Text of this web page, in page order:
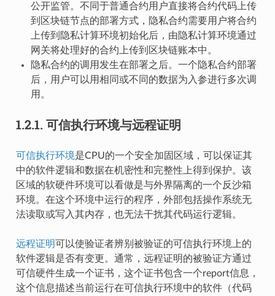
公开监管。不同于普通合约用户直接将合约代码上传
到区块链节点的部署方式，隐私合约需要用户将合约
上传到隐私计算环境初始化后，由隐私计算环境通过
网关将处理好的合约上传到区块链账本中。
隐私合约的调用发生在部署之后。一个隐私合约部署
后，用户可以用相同或不同的数据为入参进行多次调
用。
1.2.1. 可信执行环境与远程证明
可信执行环境是CPU的一个安全加固区域，可以保证其
中的软件逻辑和数据在机密性和完整性上得到保护。该
区域的软硬件环境可以看做是与外界隔离的一个反沙箱
环境。在这个环境中运行的程序，外部包括操作系统无
法读取或写入其内存，也无法干扰其代码运行逻辑。
远程证明 可以使验证者辨别被验证的可信执行环境上的
软件逻辑是否有变更。通常，远程证明的被验证方通过
可信硬件生成一个证书，这个证书包含一个report信息，
这个信息描述当前运行在可信执行环境中的软件（代码